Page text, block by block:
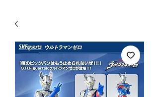
WECHAT 微信諮詢